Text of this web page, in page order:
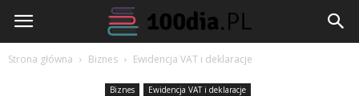
100dia.pl
Strona główna Biznes Ewidencja VAT i deklaracje
Biznes Ewidencja VAT i deklaracje